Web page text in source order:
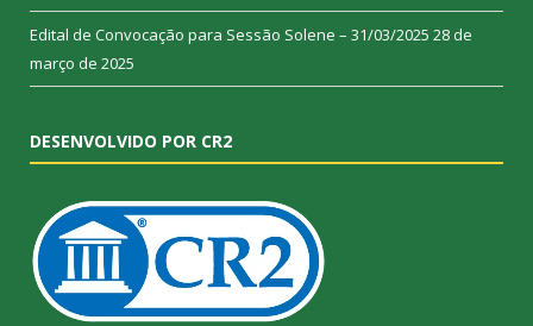
Edital de Convocação para Sessão Solene – 31/03/2025 28 de
março de 2025
DESENVOLVIDO POR CR2